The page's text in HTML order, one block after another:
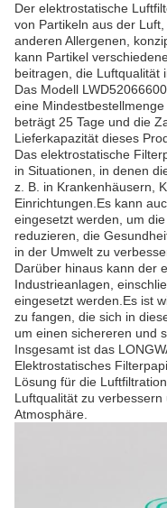
Der elektrostatische
von Partikeln aus der
anderen Allergenen,
kann Partikel
beitragen, die Luftqualität
Das Modell
eine
beträgt 25 Tage und die
Lieferkapazität dieses
Das elektrostatische
in Situationen, in denen
z. B. in Krankenhäusern,
Einrichtungen.Es kann
eingesetzt werden, um
reduzieren, die
in der Umwelt zu
Darüber hinaus kann der
Industrieanlagen,
eingesetzt werden.Es ist
zu fangen, die sich in
um einen sichereren und
Insgesamt ist das
Elektrostatisches
Lösung für die
Luftqualität zu
Atmosphäre.